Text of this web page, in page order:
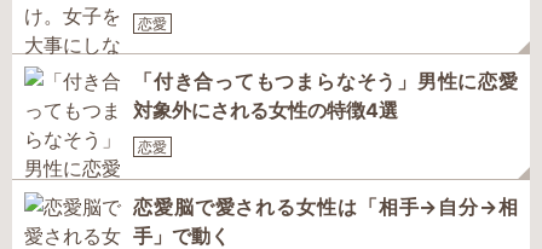
恋愛
「付き合ってもつまらなそう」男性に恋愛
対象外にされる女性の特徴4選
恋愛
恋愛脳で愛される女性は「相手→自分→相
手」で動く